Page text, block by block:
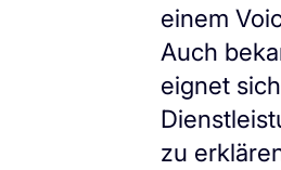
einem
Auch
eignet
zu